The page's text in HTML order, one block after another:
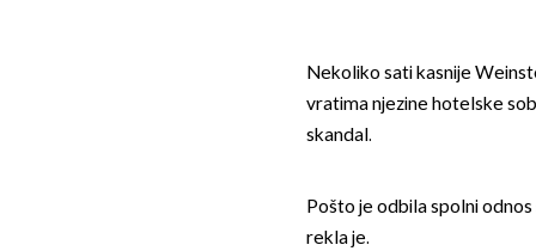
Nekoliko sati kasnije
vratima njezine hotelske
skandal.
Pošto je odbila spolni odnos
rekla je.